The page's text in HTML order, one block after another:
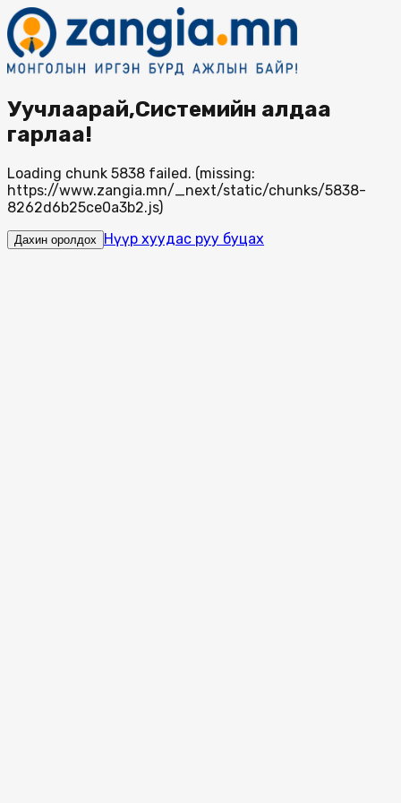
Уучлаарай,Системийн алдаа
гарлаа!
Loading chunk 5838 failed. (missing:
https://www.zangia.mn/_next/static/chunks/5838-
8262d6b25ce0a3b2.js)
Дахин оролдох Нүүр хуудас руу буцах